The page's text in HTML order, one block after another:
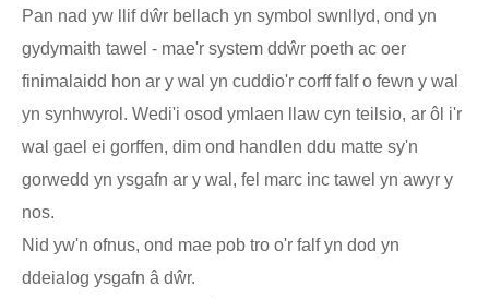
Pan nad yw llif dŵr bellach yn symbol swnllyd, ond yn
gydymaith tawel - mae'r system ddŵr poeth ac oer
finimalaidd hon ar y wal yn cuddio'r corff falf o fewn y wal
yn synhwyrol. Wedi'i osod ymlaen llaw cyn teilsio, ar ôl i'r
wal gael ei gorffen, dim ond handlen ddu matte sy'n
gorwedd yn ysgafn ar y wal, fel marc inc tawel yn awyr y
nos.
Nid yw'n ofnus, ond mae pob tro o'r falf yn dod yn
ddeialog ysgafn â dŵr.